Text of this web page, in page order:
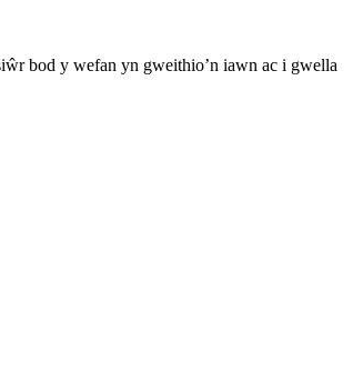
bod y wefan yn gweithio’n iawn ac i gwella